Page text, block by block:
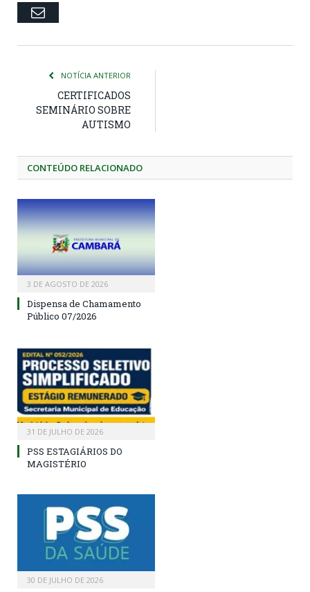
Email
NOTÍCIA ANTERIOR
CERTIFICADOS
SEMINÁRIO SOBRE
AUTISMO
CONTEÚDO RELACIONADO
3 DE AGOSTO DE 2026
Dispensa de Chamamento
Público 07/2026
31 DE JULHO DE 2026
PSS ESTAGIÁRIOS DO
MAGISTÉRIO
30 DE JULHO DE 2026